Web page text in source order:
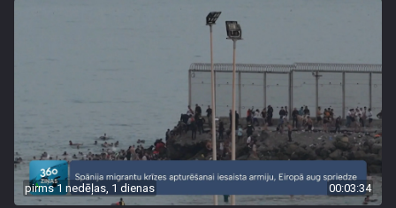
pirms 1 nedēļas, 1 dienas 00:03:34